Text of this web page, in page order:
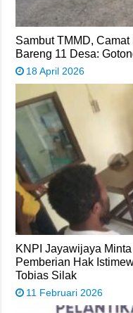
Sambut TMMD,
Bareng 11 Desa:
18 April 2026
KNPI Jayawijaya
Pemberian Hak
Tobias Silak
11 Februari 2026